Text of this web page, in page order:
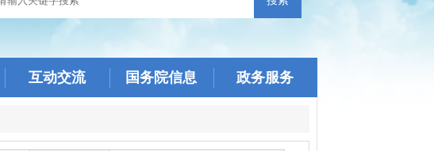
互动交流 国务院信息 政务服务